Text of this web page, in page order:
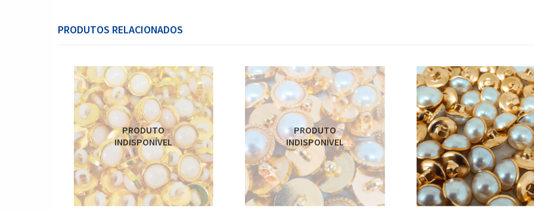
PRODUTOS RELACIONADOS